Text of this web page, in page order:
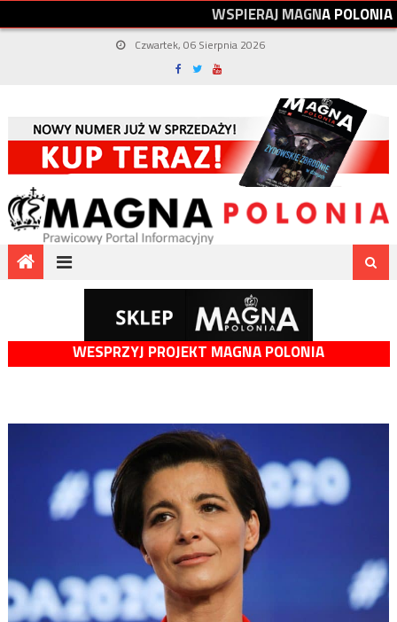
WSPIERAJMAGNAPOLONIA
Czwartek, 06 Sierpnia 2026
WESPRZYJ PROJEKT MAGNA POLONIA